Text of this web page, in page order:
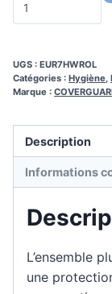
UGS : EUR7HWROL
Catégories : Hygiène,
Marque :
Description
Informations
L’ensemble
une